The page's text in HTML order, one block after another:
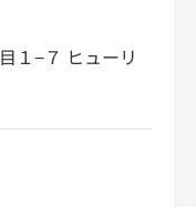
１−７ ヒューリ